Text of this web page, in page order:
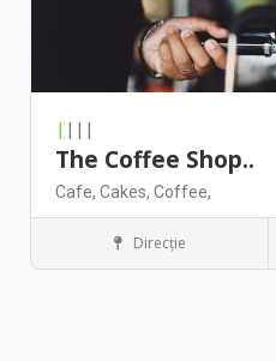
| |||
The Coffee Shop..
Cafe, Cakes, Coffee,
RestaurantDirecţie